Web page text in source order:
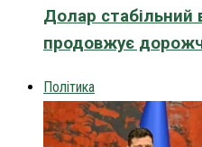
Долар стабільний
продовжує
Політика